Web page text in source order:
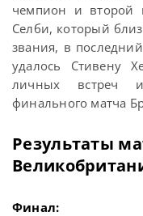
чемпион и второй
Селби, который
звания, в
удалось Стивену
личных встреч
финального матча
Результаты
Финал: